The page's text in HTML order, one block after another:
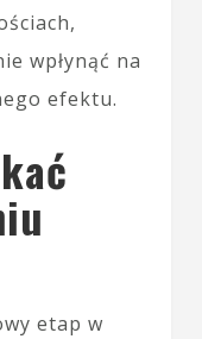
wpłynąć na
efektu.
etap w